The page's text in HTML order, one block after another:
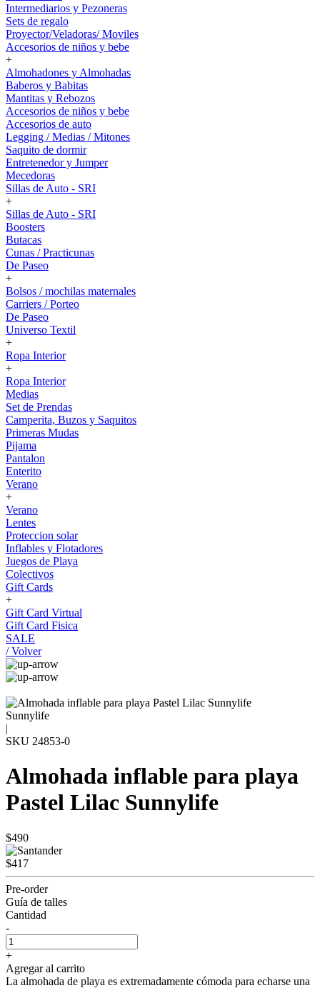
Intermediarios y Pezoneras
Sets de regalo
Proyector/Veladoras/ Moviles
Accesorios de niños y bebe
+
Almohadones y Almohadas
Baberos y Babitas
Mantitas y Rebozos
Accesorios de niños y bebe
Accesorios de auto
Legging / Medias / Mitones
Saquito de dormir
Entretenedor y Jumper
Mecedoras
Sillas de Auto - SRI
+
Sillas de Auto - SRI
Boosters
Butacas
Cunas / Practicunas
De Paseo
+
Bolsos / mochilas maternales
Carriers / Porteo
De Paseo
Universo Textil
+
Ropa Interior
+
Ropa Interior
Medias
Set de Prendas
Camperita, Buzos y Saquitos
Primeras Mudas
Pijama
Pantalon
Enterito
Verano
+
Verano
Lentes
Proteccion solar
Inflables y Flotadores
Juegos de Playa
Colectivos
Gift Cards
+
Gift Card Virtual
Gift Card Fisica
SALE
/ Volver
Sunnylife
|
SKU 24853-0
Almohada inflable para playa
Pastel Lilac Sunnylife
$490
$417
Pre-order
Guía de talles
Cantidad
-
+
Agregar al carrito
La almohada de playa es extremadamente cómoda para echarse una